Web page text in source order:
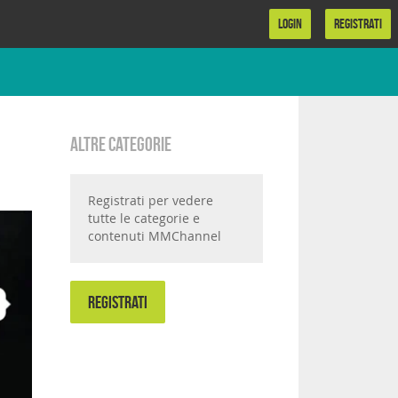
LOGIN REGISTRATI
Altre categorie
Registrati per vedere
tutte le categorie e
contenuti MMChannel
REGISTRATI